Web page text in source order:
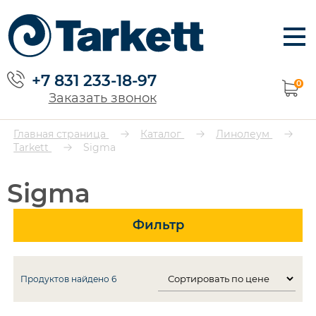
+7 831 233-18-97
Заказать звонок
0
Главная страница Каталог
Линолеум
Tarkett
Sigma
Sigma
Фильтр
Продуктов найдено6